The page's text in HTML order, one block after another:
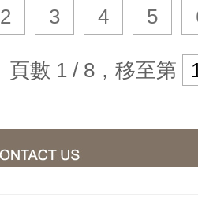
2 3 4 5
頁數 1 / 8，移至第